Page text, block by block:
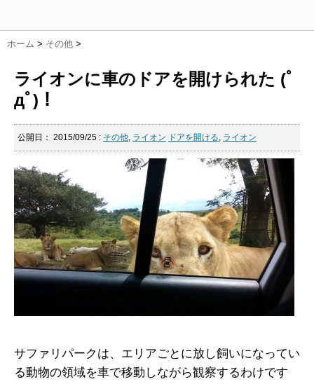
ホーム > その他 >
ライオンに車のドアを開けられた (ﾟ
дﾟ)！
公開日： 2015/09/25 : その他, ライオン ドアを開ける, ライオン
サファリパークは、エリアごとに放し飼いになってい
る動物の領域を車で移動しながら観察するわけです